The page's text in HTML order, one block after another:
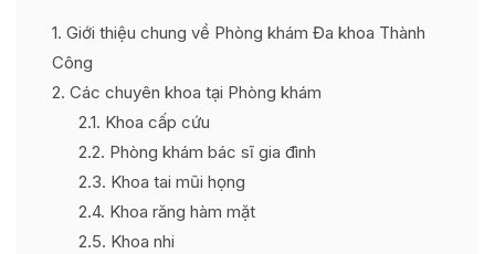
1 Giới thiệu chung về Phòng khám Đa khoa Thành
Công
2 Các chuyên khoa tại Phòng khám
2.1 Khoa cấp cứu
2.2 Phòng khám bác sĩ gia đình
2.3 Khoa tai mũi họng
2.4 Khoa răng hàm mặt
2.5 Khoa nhi